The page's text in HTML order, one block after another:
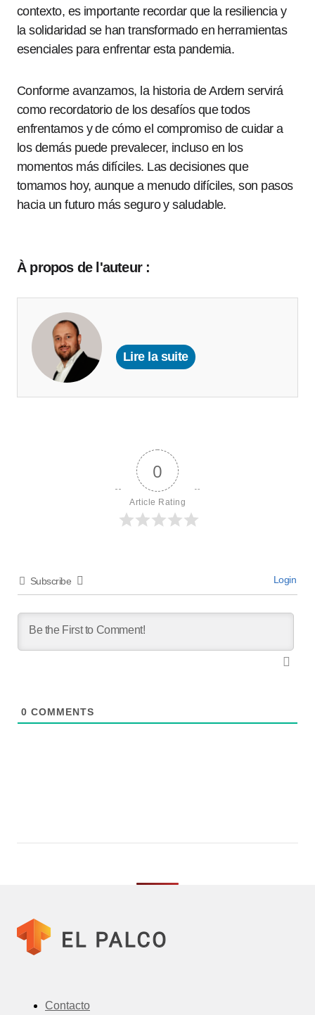
contexto, es importante recordar que la resiliencia y
la solidaridad se han transformado en herramientas
esenciales para enfrentar esta pandemia.
Conforme avanzamos, la historia de Ardern servirá
como recordatorio de los desafíos que todos
enfrentamos y de cómo el compromiso de cuidar a
los demás puede prevalecer, incluso en los
momentos más difíciles. Las decisiones que
tomamos hoy, aunque a menudo difíciles, son pasos
hacia un futuro más seguro y saludable.
À propos de l'auteur :
Lire la suite
0
Article Rating
Subscribe Login
0 COMMENTS
Contacto